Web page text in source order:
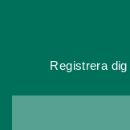
Registrera